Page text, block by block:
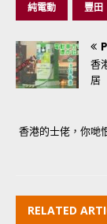
純電動 豐田
香
居
香港的士佬，你哋
RELATED